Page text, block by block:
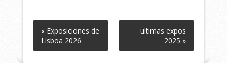
« Exposiciones de
Lisboa 2026
ultimas expos
2025 »